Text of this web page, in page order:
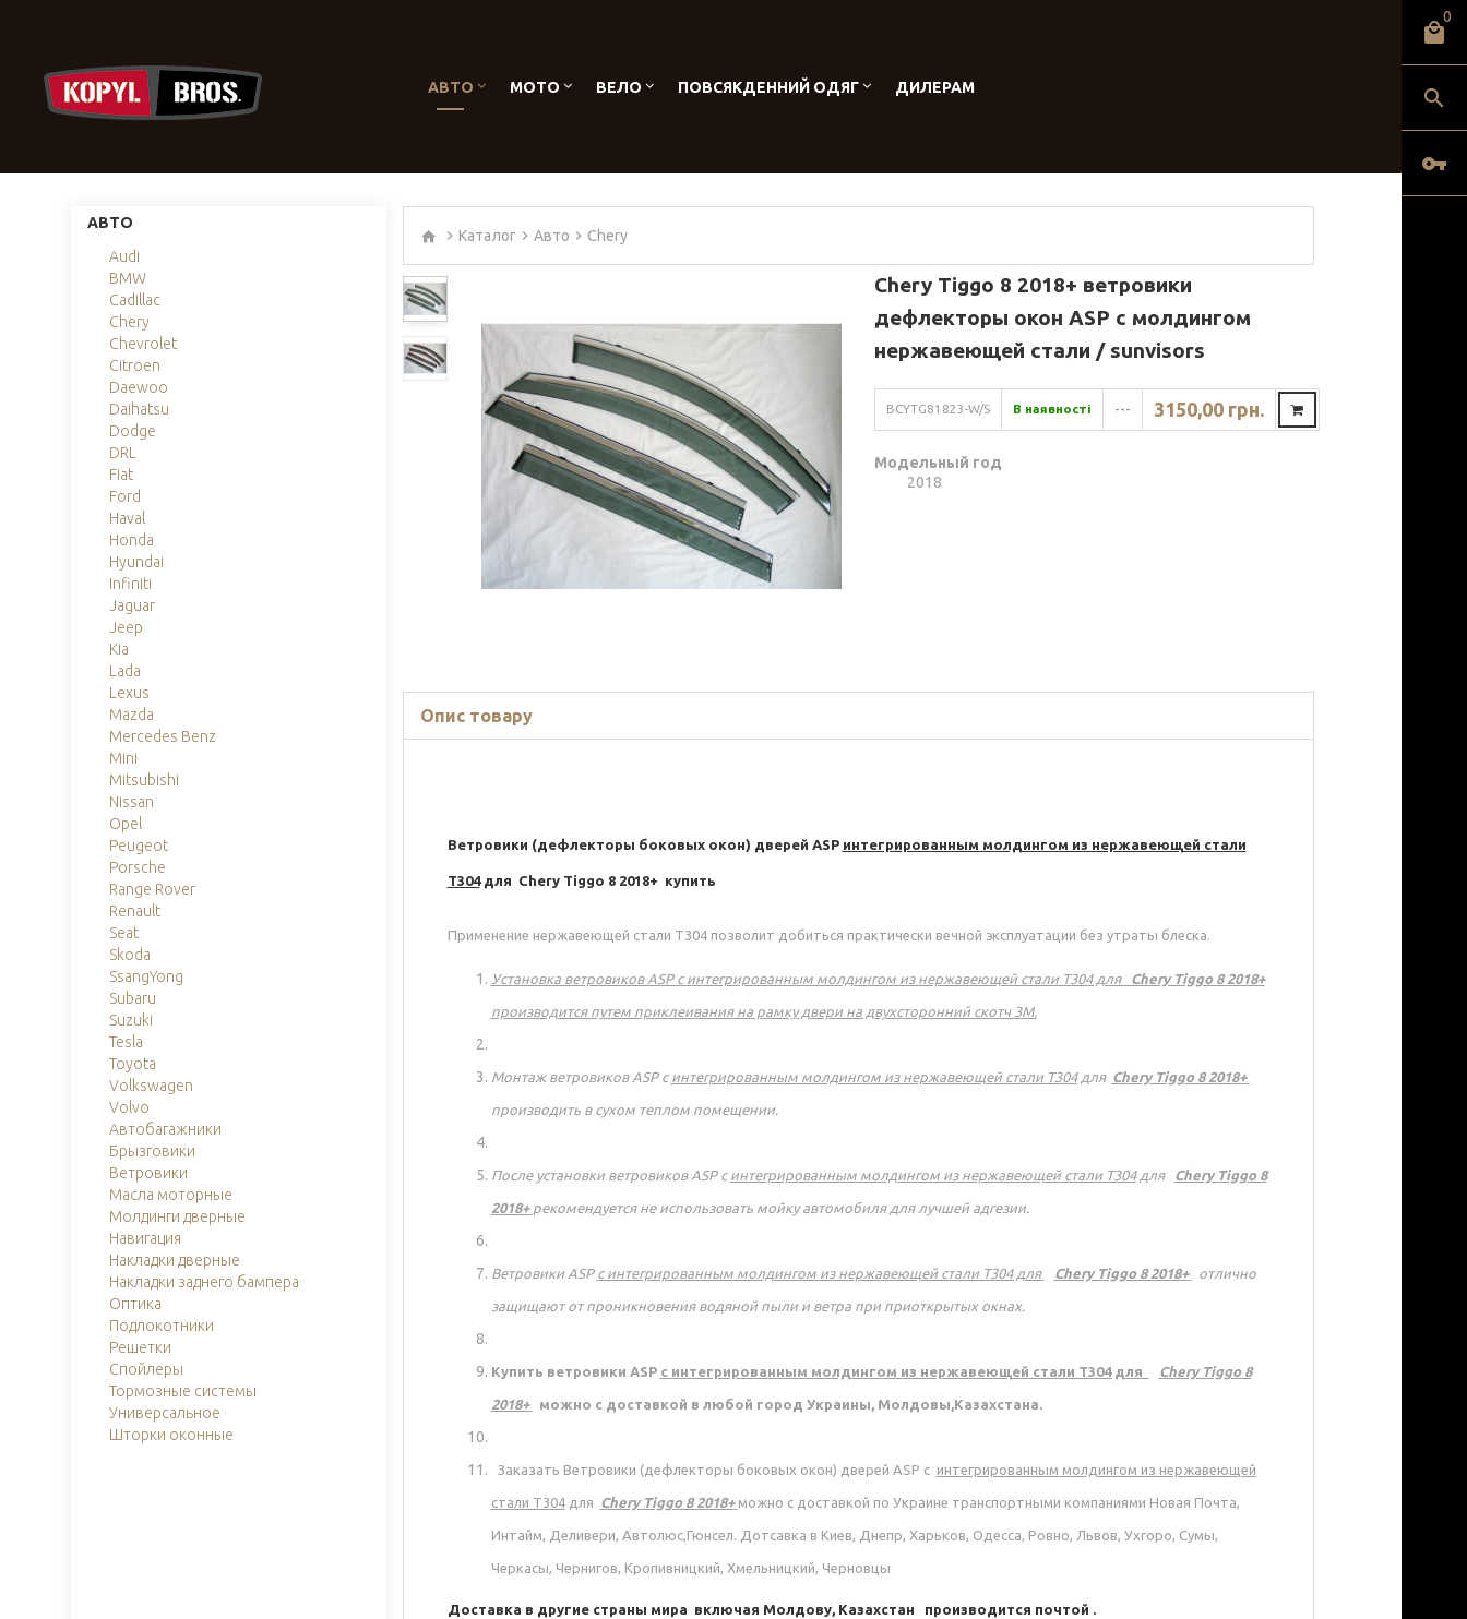
0
АВТО МОТО ВЕЛО ПОВСЯКДЕННИЙ ОДЯГ ДИЛЕРАМ
АВТО
Audi
BMW
Cadillac
Chery
Chevrolet
Citroen
Daewoo
Daihatsu
Dodge
DRL
Fiat
Ford
Haval
Honda
Hyundai
Infiniti
Jaguar
Jeep
Kia
Lada
Lexus
Mazda
Mercedes Benz
Mini
Mitsubishi
Nissan
Opel
Peugeot
Porsche
Range Rover
Renault
Seat
Skoda
SsangYong
Subaru
Suzuki
Tesla
Toyota
Volkswagen
Volvo
Автобагажники
Брызговики
Ветровики
Масла моторные
Молдинги дверные
Навигация
Накладки дверные
Накладки заднего бампера
Оптика
Подлокотники
Решетки
Спойлеры
Тормозные системы
Универсальное
Шторки оконные
Каталог Авто Chery
Chery Tiggo 8 2018+ ветровики
дефлекторы окон ASP с молдингом
нержавеющей стали / sunvisors
BCYTG81823-W/S В наявності --- 3150,00 грн.
Модельный год
2018
Опис товару
Ветровики (дефлекторы боковых окон) дверей ASP интегрированным молдингом из нержавеющей стали
Т304для Chery Tiggo 8 2018+ купить
Применение нержавеющей стали Т304 позволит добиться практически вечной эксплуатации без утраты блеска.
Установка ветровиков ASP с интегрированным молдингом из нержавеющей стали Т304 для Chery Tiggo 8 2018+
производится путем приклеивания на рамку двери на двухсторонний скотч 3М.
Монтаж ветровиков ASP с интегрированным молдингом из нержавеющей стали Т304для Chery Tiggo 8 2018+
производить в сухом теплом помещении.
После установки ветровиков ASP с интегрированным молдингом из нержавеющей стали Т304для Chery Tiggo 8
2018+ рекомендуется не использовать мойку автомобиля для лучшей адгезии.
Ветровики ASP с интегрированным молдингом из нержавеющей стали Т304для Chery Tiggo 8 2018+ отлично
защищают от проникновения водяной пыли и ветра при приоткрытых окнах.
Купить ветровики ASP с интегрированным молдингом из нержавеющей стали Т304для Chery Tiggo 8
2018+ можно с доставкой в любой город Украины, Молдовы,Казахстана.
Заказать Ветровики (дефлекторы боковых окон) дверей ASP с интегрированным молдингом из нержавеющей
стали Т304для Chery Tiggo 8 2018+ можно с доставкой по Украине транспортными компаниями Новая Почта,
Интайм, Деливери, Автолюс,Гюнсел. Дотсавка в Киев, Днепр, Харьков, Одесса, Ровно, Львов, Ухгоро, Сумы,
Черкасы, Чернигов, Кропивницкий, Хмельницкий, Черновцы
Доставка в другие страны мира включая Молдову, Казахстан производится почтой .